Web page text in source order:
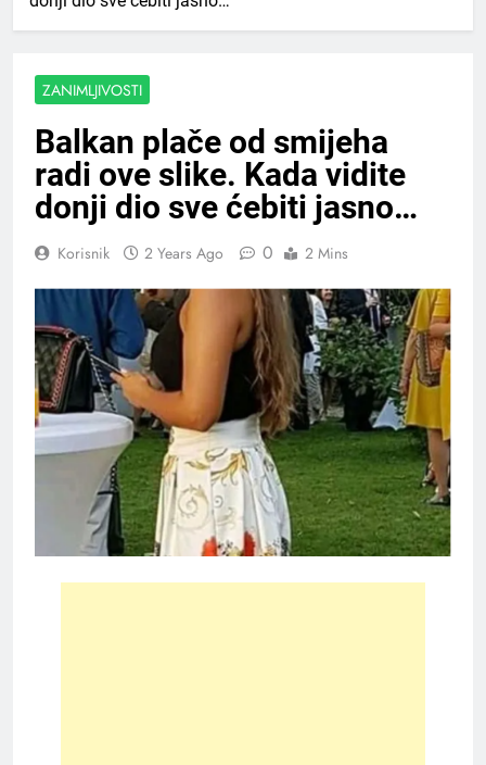
ZANIMLJIVOSTI
Balkan plače od smijeha
radi ove slike. Kada vidite
donji dio sve ćebiti jasno…
Korisnik 2 Years Ago 0 2 Mins